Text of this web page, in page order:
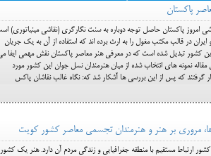
پاکستان
امروز پاکستان حاصل توجه دوباره به سنت نگارگری (نقاشی مینیاتوری)
ایران در قالب مکتب مغول را به ارث برده اند که استفاده از آن به یک جریان
کشور تبدیل شده است که در معرفی هنر معاصر پاکستان‌ نقش مهمی ایفا
مقاله نمونه هاي انتخاب شده از میان هنرمندان نسل جوان این کشور مورد
گرفتند كه پس از اين بررسي ها آشكار شد كه: نگاه غالب نقاشان پاکس
مروری بر هنر و هنرمندان تجسمی معاصر کشور کویت
ارتباط مستقیم با منطقه جغرافیایی و زندگی مردم آن دارد. هنر یک کشور